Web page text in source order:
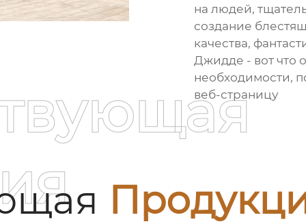
на людей,
создание
качества,
Джидде - вот что
необходимости,
веб-страницу